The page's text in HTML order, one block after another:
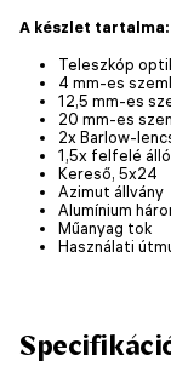
A készlet tartalma:
Teleszkóp
4 mm-es
12,5 mm-es
20 mm-es
2x Barlow-
1,5х felfelé
Kereső, 5x24
Azimut állvány
Alumínium
Műanyag tok
Használati